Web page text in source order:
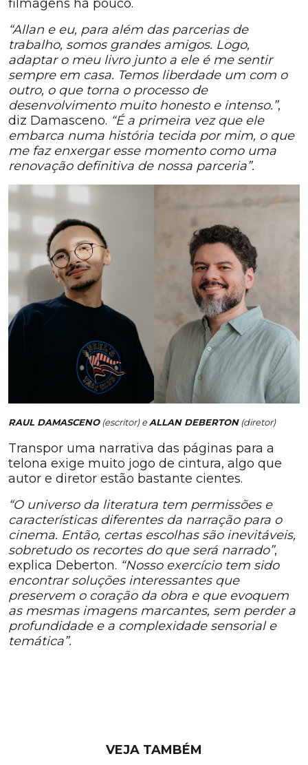
filmagens há pouco.
“Allan e eu, para além das parcerias de
trabalho, somos grandes amigos. Logo,
adaptar o meu livro junto a ele é me sentir
sempre em casa. Temos liberdade um com o
outro, o que torna o processo de
desenvolvimento muito honesto e intenso.”,
diz Damasceno. “É a primeira vez que ele
embarca numa história tecida por mim, o que
me faz enxergar esse momento como uma
renovação definitiva de nossa parceria”.
RAUL DAMASCENO(escritor) eALLAN DEBERTON(diretor)
Transpor uma narrativa das páginas para a
telona exige muito jogo de cintura, algo que
autor e diretor estão bastante cientes.
“O universo da literatura tem permissões e
características diferentes da narração para o
cinema. Então, certas escolhas são inevitáveis,
sobretudo os recortes do que será narrado”,
explica Deberton. “Nosso exercício tem sido
encontrar soluções interessantes que
preservem o coração da obra e que evoquem
as mesmas imagens marcantes, sem perder a
profundidade e a complexidade sensorial e
temática”.
VEJA TAMBÉM